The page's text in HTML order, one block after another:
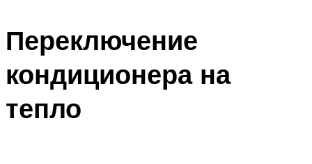
Переключение
кондиционера на
тепло